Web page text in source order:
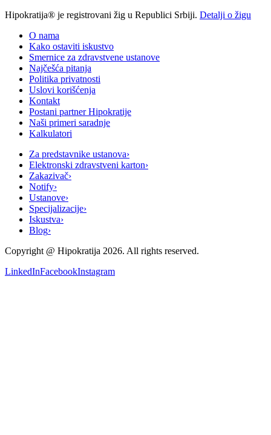
Hipokratija® je registrovani žig u Republici Srbiji. Detalji o žigu
O nama
Kako ostaviti iskustvo
Smernice za zdravstvene ustanove
Najčešća pitanja
Politika privatnosti
Uslovi korišćenja
Kontakt
Postani partner Hipokratije
Naši primeri saradnje
Kalkulatori
Za predstavnike ustanova›
Elektronski zdravstveni karton›
Zakazivač›
Notify›
Ustanove›
Specijalizacije›
Iskustva›
Blog›
Copyright @ Hipokratija 2026. All rights reserved.
LinkedInFacebookInstagram